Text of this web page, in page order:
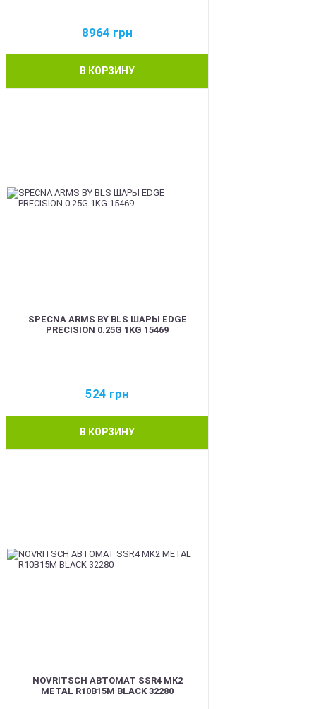
8964 грн
В КОРЗИНУ
SPECNA ARMS BY BLS ШАРЫ EDGE
PRECISION 0.25G 1KG 15469
524 грн
В КОРЗИНУ
NOVRITSCH АВТОМАТ SSR4 MK2
METAL R10B15M BLACK 32280